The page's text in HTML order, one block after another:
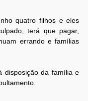
quatro filhos e eles
terá que pagar,
errando e famílias
disposição da família e